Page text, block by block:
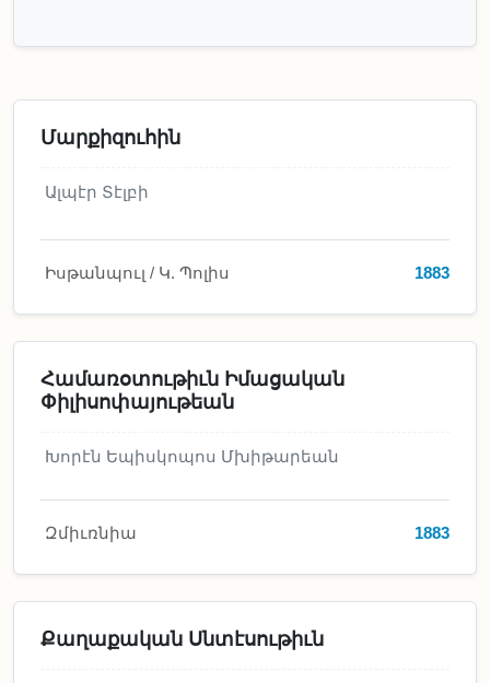
Մարքիզուհին
Ալպէր Տէլբի
Իսթանպուլ / Կ. Պոլիս 1883
Համառօտութիւն Իմացական
Փիլիսոփայութեան
Խորէն Եպիսկոպոս Մխիթարեան
Զմիւռնիա 1883
Քաղաքական Սնտէսութիւն